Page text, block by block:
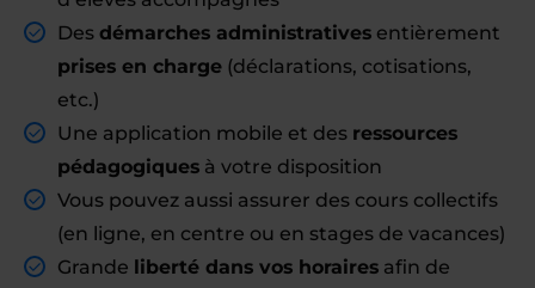
Des démarches administratives entièrement
prises en charge (déclarations, cotisations,
etc.)
Une application mobile et des ressources
pédagogiques à votre disposition
Vous pouvez aussi assurer des cours collectifs
(en ligne, en centre ou en stages de vacances)
Grande liberté dans vos horaires afin de